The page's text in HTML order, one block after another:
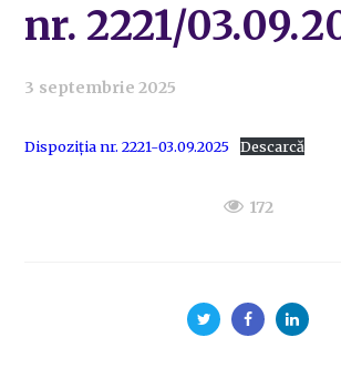
nr. 2221/
3 septembrie 2025
Dispoziția nr. 2221-03.09.2025 Descarcă
172